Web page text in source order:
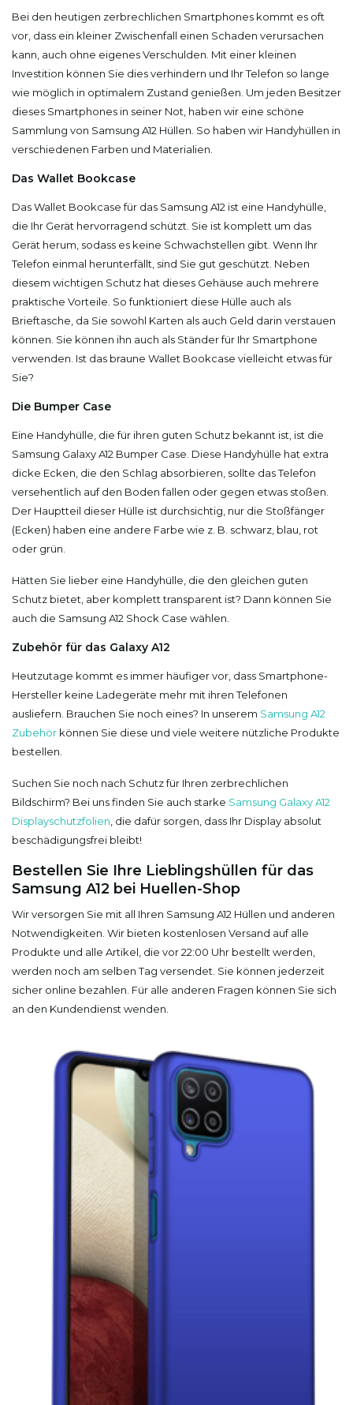
Bei den heutigen zerbrechlichen Smartphones kommt es oft
vor, dass ein kleiner Zwischenfall einen Schaden verursachen
kann, auch ohne eigenes Verschulden. Mit einer kleinen
Investition können Sie dies verhindern und Ihr Telefon so lange
wie möglich in optimalem Zustand genießen. Um jeden Besitzer
dieses Smartphones in seiner Not, haben wir eine schöne
Sammlung von Samsung A12 Hüllen. So haben wir Handyhüllen in
verschiedenen Farben und Materialien.
Das Wallet Bookcase
Das Wallet Bookcase für das Samsung A12 ist eine Handyhülle,
die Ihr Gerät hervorragend schützt. Sie ist komplett um das
Gerät herum, sodass es keine Schwachstellen gibt. Wenn Ihr
Telefon einmal herunterfällt, sind Sie gut geschützt. Neben
diesem wichtigen Schutz hat dieses Gehäuse auch mehrere
praktische Vorteile. So funktioniert diese Hülle auch als
Brieftasche, da Sie sowohl Karten als auch Geld darin verstauen
können. Sie können ihn auch als Ständer für Ihr Smartphone
verwenden. Ist das braune Wallet Bookcase vielleicht etwas für
Sie?
Die Bumper Case
Eine Handyhülle, die für ihren guten Schutz bekannt ist, ist die
Samsung Galaxy A12 Bumper Case. Diese Handyhülle hat extra
dicke Ecken, die den Schlag absorbieren, sollte das Telefon
versehentlich auf den Boden fallen oder gegen etwas stoßen.
Der Hauptteil dieser Hülle ist durchsichtig, nur die Stoßfänger
(Ecken) haben eine andere Farbe wie z. B. schwarz, blau, rot
oder grün.
Hätten Sie lieber eine Handyhülle, die den gleichen guten
Schutz bietet, aber komplett transparent ist? Dann können Sie
auch die Samsung A12 Shock Case wählen.
Zubehör für das Galaxy A12
Heutzutage kommt es immer häufiger vor, dass Smartphone-
Hersteller keine Ladegeräte mehr mit ihren Telefonen
ausliefern. Brauchen Sie noch eines? In unserem Samsung A12
Zubehör können Sie diese und viele weitere nützliche Produkte
bestellen.
Suchen Sie noch nach Schutz für Ihren zerbrechlichen
Bildschirm? Bei uns finden Sie auch starke Samsung Galaxy A12
Displayschutzfolien, die dafür sorgen, dass Ihr Display absolut
beschädigungsfrei bleibt!
Bestellen Sie Ihre Lieblingshüllen für das
Samsung A12 bei Huellen-Shop
Wir versorgen Sie mit all Ihren Samsung A12 Hüllen und anderen
Notwendigkeiten. Wir bieten kostenlosen Versand auf alle
Produkte und alle Artikel, die vor 22:00 Uhr bestellt werden,
werden noch am selben Tag versendet. Sie können jederzeit
sicher online bezahlen. Für alle anderen Fragen können Sie sich
an den Kundendienst wenden.